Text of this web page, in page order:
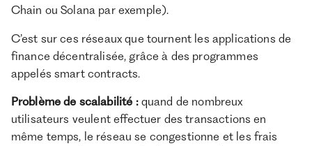
Chain ou Solana par exemple).
C’est sur ces réseaux que tournent les applications de
finance décentralisée, grâce à des programmes
appelés smart contracts.
Problème de scalabilité :quand de nombreux
utilisateurs veulent effectuer des transactions en
même temps, le réseau se congestionne et les frais